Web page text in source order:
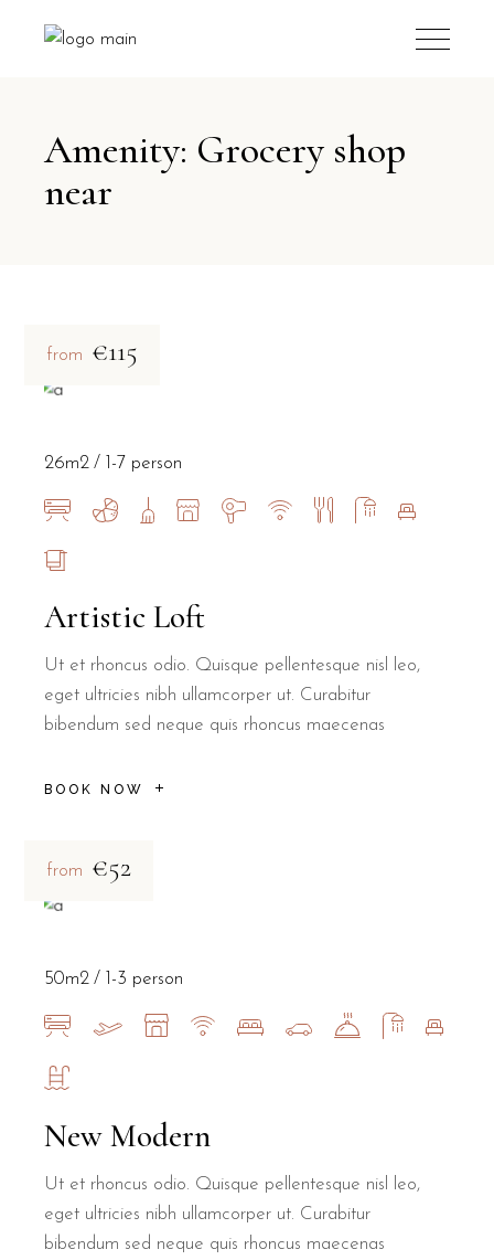
Amenity: Grocery shop
near
from €115
Artistic Loft
Ut et rhoncus odio. Quisque pellentesque nisl leo,
eget ultricies nibh ullamcorper ut. Curabitur
bibendum sed neque quis rhoncus maecenas
BOOK NOW
26m2 1-7 person
from €52
New Modern
Ut et rhoncus odio. Quisque pellentesque nisl leo,
eget ultricies nibh ullamcorper ut. Curabitur
bibendum sed neque quis rhoncus maecenas
50m2 1-3 person